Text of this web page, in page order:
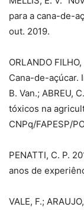
para a cana-de-
out. 2019.
ORLANDO
Cana-de-açúcar.
B. Van.; ABREU,
tóxicos na
CNPq/FAPESP/
PENATTI, C. P.
anos de
VALE, F.;